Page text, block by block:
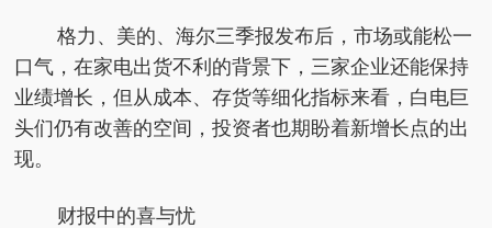
格力、美的、海尔三季报发布后，市场或能松一
口气，在家电出货不利的背景下，三家企业还能保持
业绩增长，但从成本、存货等细化指标来看，白电巨
头们仍有改善的空间，投资者也期盼着新增长点的出
现。
财报中的喜与忧